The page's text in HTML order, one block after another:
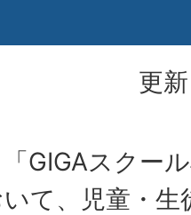
更
GIGAスクー
て、児童・生